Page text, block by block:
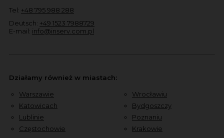
Tel: +48 795 988 288
Deutsch: +49 1523 7988729
E-mail: info@inserv.com.pl
Działamy również w miastach:
Warszawie
Katowicach
Lublinie
Częstochowie
Wrocławiu
Bydgoszczy
Poznaniu
Krakowie